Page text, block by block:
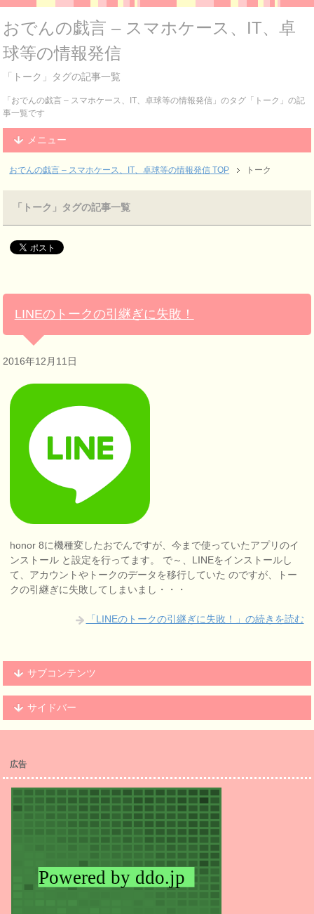
おでんの戯言 – スマホケース、IT、卓
球等の情報発信
「トーク」タグの記事一覧
「おでんの戯言 – スマホケース、IT、卓球等の情報発信」のタグ「トーク」の記
事一覧です
メニュー
おでんの戯言 – スマホケース、IT、卓球等の情報発信 TOP トーク
「トーク」タグの記事一覧
LINEのトークの引継ぎに失敗！
2016年12月11日
honor 8に機種変したおでんですが、今まで使っていたアプリのイ
ンストール と設定を行ってます。 で～、LINEをインストールし
て、アカウントやトークのデータを移行していた のですが、トー
クの引継ぎに失敗してしまいまし・・・
「LINEのトークの引継ぎに失敗！」の続きを読む
サブコンテンツ
サイドバー
広告